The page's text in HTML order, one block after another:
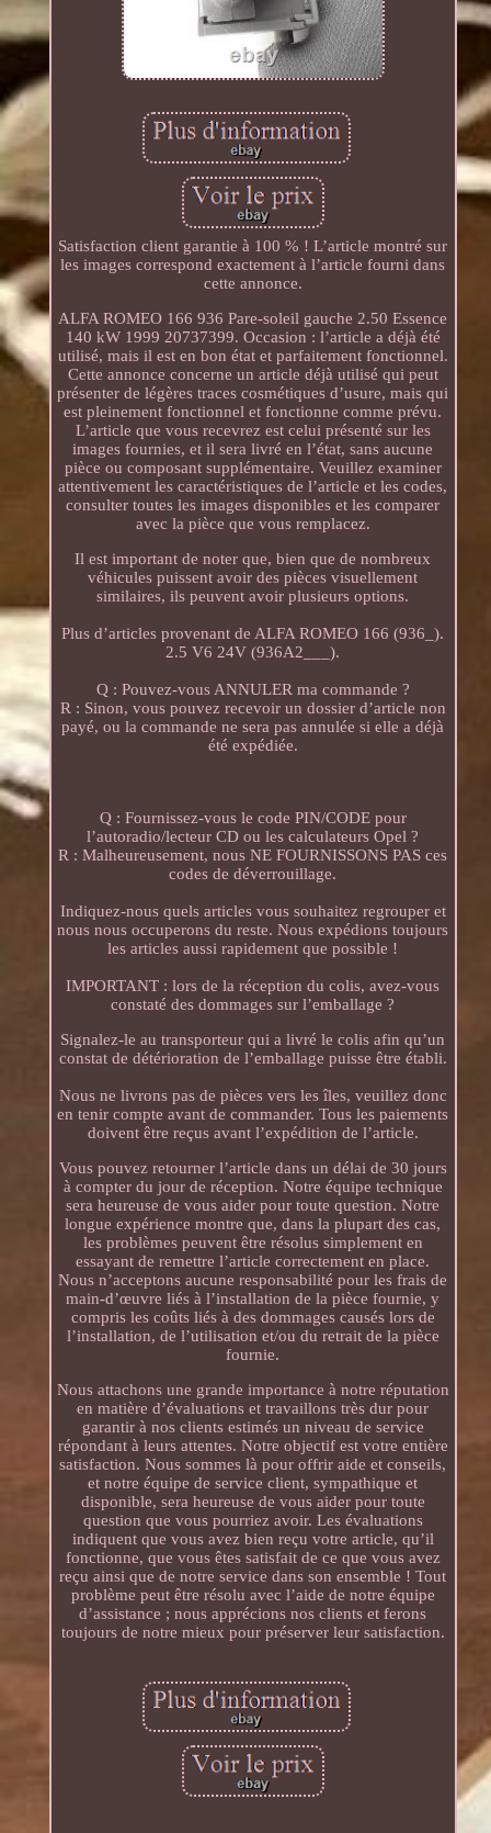
Satisfaction client garantie à 100 % ! L’article montré sur
les images correspond exactement à l’article fourni dans
cette annonce.
ALFA ROMEO 166 936 Pare-soleil gauche 2.50 Essence
140 kW 1999 20737399. Occasion : l’article a déjà été
utilisé, mais il est en bon état et parfaitement fonctionnel.
Cette annonce concerne un article déjà utilisé qui peut
présenter de légères traces cosmétiques d’usure, mais qui
est pleinement fonctionnel et fonctionne comme prévu.
L’article que vous recevrez est celui présenté sur les
images fournies, et il sera livré en l’état, sans aucune
pièce ou composant supplémentaire. Veuillez examiner
attentivement les caractéristiques de l’article et les codes,
consulter toutes les images disponibles et les comparer
avec la pièce que vous remplacez.
Il est important de noter que, bien que de nombreux
véhicules puissent avoir des pièces visuellement
similaires, ils peuvent avoir plusieurs options.
Plus d’articles provenant de ALFA ROMEO 166 (936_).
2.5 V6 24V (936A2___).
Q : Pouvez-vous ANNULER ma commande ?
R : Sinon, vous pouvez recevoir un dossier d’article non
payé, ou la commande ne sera pas annulée si elle a déjà
été expédiée.
Q : Fournissez-vous le code PIN/CODE pour
l’autoradio/lecteur CD ou les calculateurs Opel ?
R : Malheureusement, nous NE FOURNISSONS PAS ces
codes de déverrouillage.
Indiquez-nous quels articles vous souhaitez regrouper et
nous nous occuperons du reste. Nous expédions toujours
les articles aussi rapidement que possible !
IMPORTANT : lors de la réception du colis, avez-vous
constaté des dommages sur l’emballage ?
Signalez-le au transporteur qui a livré le colis afin qu’un
constat de détérioration de l’emballage puisse être établi.
Nous ne livrons pas de pièces vers les îles, veuillez donc
en tenir compte avant de commander. Tous les paiements
doivent être reçus avant l’expédition de l’article.
Vous pouvez retourner l’article dans un délai de 30 jours
à compter du jour de réception. Notre équipe technique
sera heureuse de vous aider pour toute question. Notre
longue expérience montre que, dans la plupart des cas,
les problèmes peuvent être résolus simplement en
essayant de remettre l’article correctement en place.
Nous n’acceptons aucune responsabilité pour les frais de
main-d’œuvre liés à l’installation de la pièce fournie, y
compris les coûts liés à des dommages causés lors de
l’installation, de l’utilisation et/ou du retrait de la pièce
fournie.
Nous attachons une grande importance à notre réputation
en matière d’évaluations et travaillons très dur pour
garantir à nos clients estimés un niveau de service
répondant à leurs attentes. Notre objectif est votre entière
satisfaction. Nous sommes là pour offrir aide et conseils,
et notre équipe de service client, sympathique et
disponible, sera heureuse de vous aider pour toute
question que vous pourriez avoir. Les évaluations
indiquent que vous avez bien reçu votre article, qu’il
fonctionne, que vous êtes satisfait de ce que vous avez
reçu ainsi que de notre service dans son ensemble ! Tout
problème peut être résolu avec l’aide de notre équipe
d’assistance ; nous apprécions nos clients et ferons
toujours de notre mieux pour préserver leur satisfaction.